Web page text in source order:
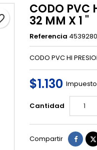
CODO PVC
32 MM X 1 "
Referencia
CODO PVC HI
$1.130
Cantidad
Compartir